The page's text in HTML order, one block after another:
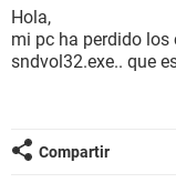
Hola,
mi pc ha perdido los
sndvol32.exe.. que
Compartir